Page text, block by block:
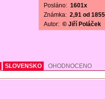
Posláno: 1601x
Známka: 2,91 od
Autor: © Jiří Poláček
SLOVENSKO OHODNOCENO